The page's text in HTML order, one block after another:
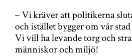
– Vi kräver att politikerna
och istället bygger om vår
Vi vill ha levande torg och
människor och miljö!